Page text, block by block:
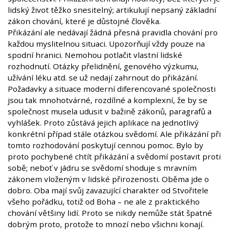
lidský život těžko snesitelný; artikulují nepsaný základní
zákon chování, které je důstojné člověka.
Přikázání ale nedávají žádná přesná pravidla chování pro
každou myslitelnou situaci. Upozorňují vždy pouze na
spodní hranici. Nemohou potlačit vlastní lidské
rozhodnutí. Otázky přelidnění, genového výzkumu,
užívání léku atd. se už nedají zahrnout do přikázání.
Požadavky a situace moderní diferencované společnosti
jsou tak mnohotvárné, rozdílné a komplexní, že by se
společnost musela udusit v bažině zákonů, paragrafů a
vyhlášek. Proto zůstává jejich aplikace na jednotlivý
konkrétní případ stále otázkou svědomí. Ale přikázání při
tomto rozhodování poskytují cennou pomoc. Bylo by
proto pochybené chtít přikázání a svědomí postavit proti
sobě; neboť v jádru se svědomí shoduje s mravním
zákonem vloženým v lidské přirozenosti. Oběma jde o
dobro. Oba mají svůj zavazující charakter od Stvořitele
všeho pořádku, totiž od Boha – ne ale z praktického
chování většiny lidí. Proto se nikdy nemůže stát špatné
dobrým proto, protože to mnozí nebo všichni konají.